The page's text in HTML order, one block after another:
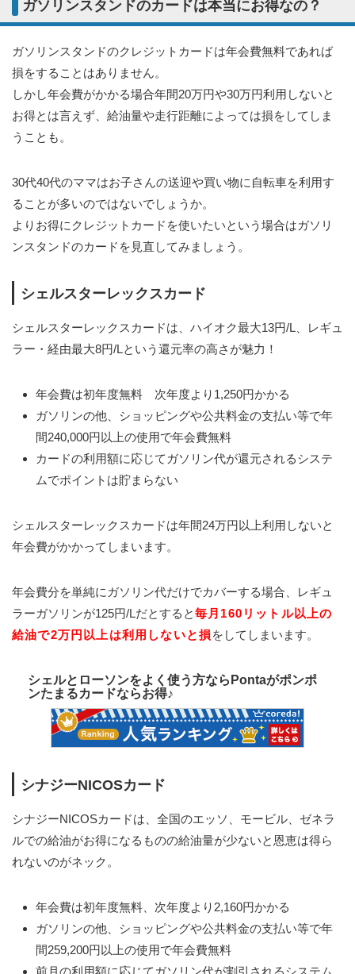
ガソリンスタンドのカードは本当にお得なの？
ガソリンスタンドのクレジットカードは年会費無料であれば
損をすることはありません。
しかし年会費がかかる場合年間20万円や30万円利用しないと
お得とは言えず、給油量や走行距離によっては損をしてしま
うことも。
30代40代のママはお子さんの送迎や買い物に自転車を利用す
ることが多いのではないでしょうか。
よりお得にクレジットカードを使いたいという場合はガソリ
ンスタンドのカードを見直してみましょう。
シェルスターレックスカード
シェルスターレックスカードは、ハイオク最大13円/L、レギュ
ラー・経由最大8円/Lという還元率の高さが魅力！
年会費は初年度無料 次年度より1,250円かかる
ガソリンの他、ショッピングや公共料金の支払い等で年
間240,000円以上の使用で年会費無料
カードの利用額に応じてガソリン代が還元されるシステ
ムでポイントは貯まらない
シェルスターレックスカードは年間24万円以上利用しないと
年会費がかかってしまいます。
年会費分を単純にガソリン代だけでカバーする場合、レギュ
ラーガソリンが125円/Lだとすると毎月160リットル以上の
給油で2万円以上は利用しないと損をしてしまいます。
シェルとローソンをよく使う方ならPontaがポンポ
ンたまるカードならお得♪
シナジーNICOSカード
シナジーNICOSカードは、全国のエッソ、モービル、ゼネラ
ルでの給油がお得になるものの給油量が少ないと恩恵は得ら
れないのがネック。
年会費は初年度無料、次年度より2,160円かかる
ガソリンの他、ショッピングや公共料金の支払い等で年
間259,200円以上の使用で年会費無料
前月の利用額に応じてガソリン代が割引されるシステム